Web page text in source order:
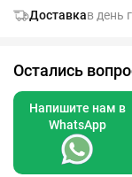
Доставкав день
Остались
Напишите нам в
WhatsApp